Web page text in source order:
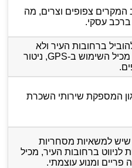
המקרים צפופים וצרים, מה
ברכב עסקי.
ברחובות העיר ולא
באמצעות מכונית עסקי, מכיל השימוש ב-GPS, ניטור
המספקת שירותי השכרת
שיש למשאיות מסחריות
לניווט ברחובות העיר, מכיל
פריים ומנוע עוצמתי.